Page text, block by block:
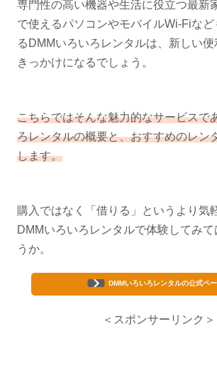
専門性の高い機器や生活に役立つ最新
で使えるパソコンやモバイルWi-Fiなど
るDMMいろいろレンタルは、新しい
きっかけになるでしょう。
こちらではそんな魅力的なサービスで
ろレンタルの概要と、おすすめのレン
します。
購入ではなく「借りる」というより気
DMMいろいろレンタルで体験してみて
うか。
DMMいろいろレンタルの公式ペ
＜スポンサーリンク＞